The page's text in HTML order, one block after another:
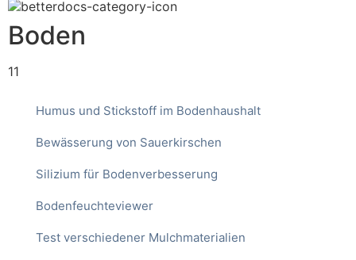
Boden
11
Humus und Stickstoff im Bodenhaushalt
Bewässerung von Sauerkirschen
Silizium für Bodenverbesserung
Bodenfeuchteviewer
Test verschiedener Mulchmaterialien